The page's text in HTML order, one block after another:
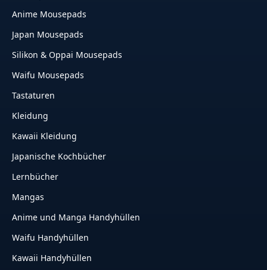
Anime Mousepads
Japan Mousepads
Silikon & Oppai Mousepads
Waifu Mousepads
Tastaturen
Kleidung
Kawaii Kleidung
Japanische Kochbücher
Lernbücher
Mangas
Anime und Manga Handyhüllen
Waifu Handyhüllen
Kawaii Handyhüllen